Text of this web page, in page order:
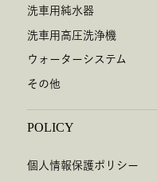
洗車用純水器
洗車用高圧洗浄機
ウォーターシステム
その他
POLICY
個人情報保護ポリシー